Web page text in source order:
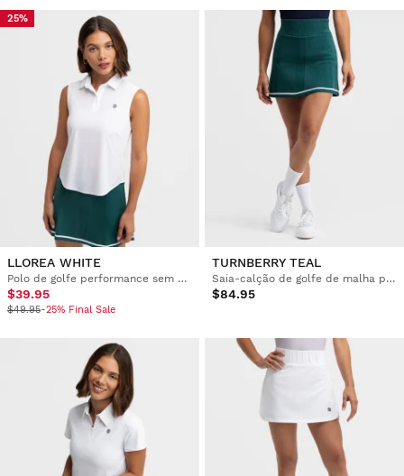
25%
LLOREA WHITE
Polo de golfe performance sem mangas para mulher
$39.95
$49.95-25% Final Sale
TURNBERRY TEAL
Saia-calção de golfe de malha para mulher
$84.95